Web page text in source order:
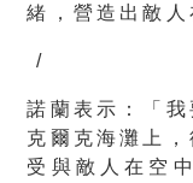
緒，營造出敵人
/
諾蘭表示：「 我
克爾克海灘上
受與敵人在空